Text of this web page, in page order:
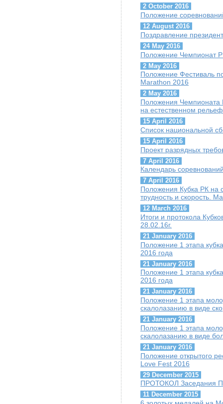
2 October 2016
Положение
12 August 2016
Поздравление
24 May 2016
Положение Чемпионат
2 May 2016
Положение Фестиваль
Marathon 2016
2 May 2016
Положения Чемпионата
на естественном
15 April 2016
Список национальной
15 April 2016
Проект разрядных
7 April 2016
Календарь
7 April 2016
Положения Кубка РК на
трудность и скорость.
12 March 2016
Итоги и протокола
28.02.16г.
21 January 2016
Положение 1 этапа
2016 года
21 January 2016
Положение 1 этапа
2016 года
21 January 2016
Положение 1 этапа
скалолазанию в виде
21 January 2016
Положение 1 этапа
скалолазанию в виде
21 January 2016
Положение открытого
Love Fest 2016
29 December 2015
ПРОТОКОЛ Заседания
11 December 2015